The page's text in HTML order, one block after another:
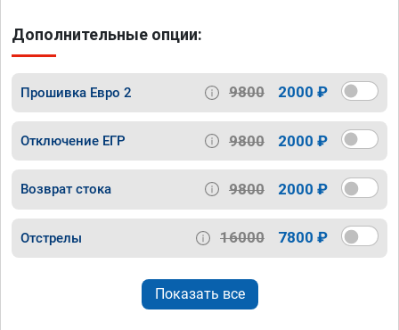
Дополнительные опции:
Прошивка Евро 2 9800 2000 ₽
Отключение ЕГР 9800 2000 ₽
Возврат стока 9800 2000 ₽
Отстрелы 16000 7800 ₽
Показать все